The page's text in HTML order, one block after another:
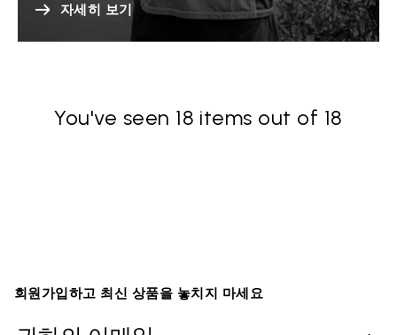
자세히 보기
You've seen 18 items out of 18
회원가입하고 최신 상품을 놓치지 마세요